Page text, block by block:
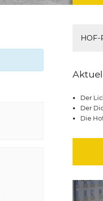
HOF-
Der
Der
Die